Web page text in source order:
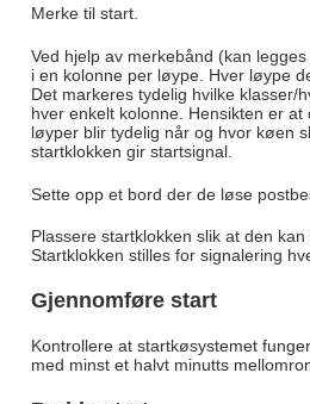
Merke til start.
Ved hjelp av merkebånd (kan
i en kolonne per løype. Hver løype
Det markeres tydelig hvilke klasser/
hver enkelt kolonne. Hensikten er
løyper blir tydelig når og hvor køen
startklokken gir startsignal.
Sette opp et bord der de løse
Plassere startklokken slik at den
Startklokken stilles for signalering
Gjennomføre start
Kontrollere at startkøsystemet
med minst et halvt minutts